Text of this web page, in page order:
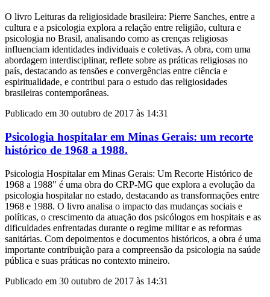
O livro Leituras da religiosidade brasileira: Pierre Sanches, entre a
cultura e a psicologia explora a relação entre religião, cultura e
psicologia no Brasil, analisando como as crenças religiosas
influenciam identidades individuais e coletivas. A obra, com uma
abordagem interdisciplinar, reflete sobre as práticas religiosas no
país, destacando as tensões e convergências entre ciência e
espiritualidade, e contribui para o estudo das religiosidades
brasileiras contemporâneas.
Publicado em 30 outubro de 2017 às 14:31
Psicologia hospitalar em Minas Gerais: um recorte
histórico de 1968 a 1988.
Psicologia Hospitalar em Minas Gerais: Um Recorte Histórico de
1968 a 1988" é uma obra do CRP-MG que explora a evolução da
psicologia hospitalar no estado, destacando as transformações entre
1968 e 1988. O livro analisa o impacto das mudanças sociais e
políticas, o crescimento da atuação dos psicólogos em hospitais e as
dificuldades enfrentadas durante o regime militar e as reformas
sanitárias. Com depoimentos e documentos históricos, a obra é uma
importante contribuição para a compreensão da psicologia na saúde
pública e suas práticas no contexto mineiro.
Publicado em 30 outubro de 2017 às 14:31